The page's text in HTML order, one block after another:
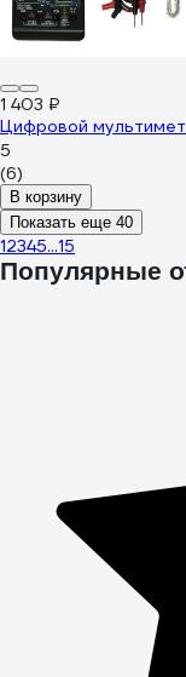
1 403 ₽
Цифровой
5
(6)
В корзину
Показать еще 40
12345...15
Популярные